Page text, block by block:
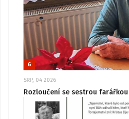
6
SRP, 04 2026
Rozloučení se sestrou